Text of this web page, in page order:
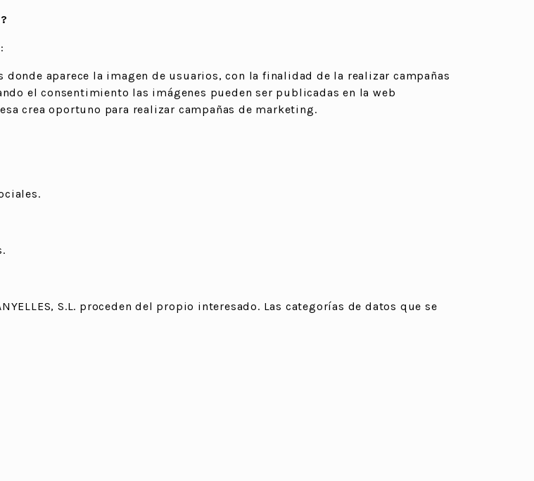
aparece la imagen de usuarios, con la finalidad de la realizar campañas
el consentimiento las imágenes pueden ser publicadas en la web
crea oportuno para realizar campañas de marketing.
S.L. proceden del propio interesado. Las categorías de datos que se